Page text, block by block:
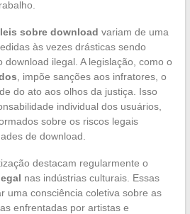
leis sobre download variam de uma
às vezes drásticas sendo
ilegal. A legislação, como o
, impõe sanções aos infratores, o
do ato aos olhos da justiça. Isso
individual dos usuários,
sobre os riscos legais
de download.
destacam regularmente o
nas indústrias culturais. Essas
uma consciência coletiva sobre as
enfrentadas por artistas e